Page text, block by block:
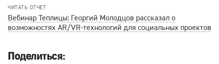
ЧИТАТЬ ОТЧЕТ
Вебинар Теплицы: Георгий Молодцов рассказал о
возможностях AR/VR-технологий для социальных проектов
Поделиться: